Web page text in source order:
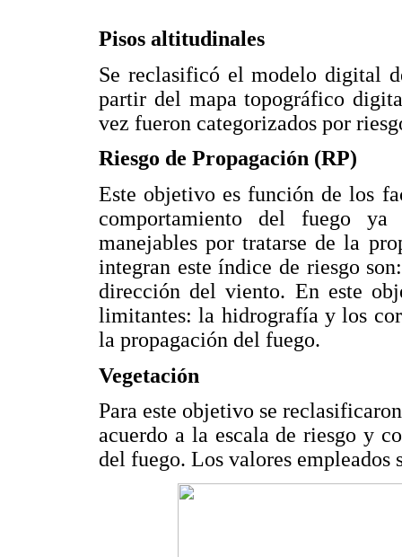
Pisos altitudinales
Se reclasificó el modelo digital
partir del mapa topográfico
vez fueron categorizados por
Riesgo de Propagación (RP)
Este objetivo es función de los
comportamiento del fuego ya
manejables por tratarse de la
integran este índice de riesgo
dirección del viento. En este
limitantes: la hidrografía y los
la propagación del fuego.
Vegetación
Para este objetivo se
acuerdo a la escala de riesgo y
del fuego. Los valores empleados